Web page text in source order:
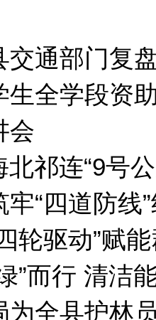
交通部门复
生全学段资
会
北祁连“9号
“四道防线
轮驱动”赋
”而行 清洁
为全县护林